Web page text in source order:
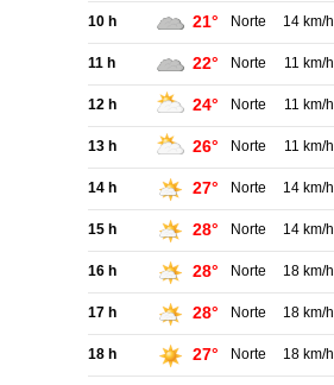
10 h 21° Norte 14 km/h
11 h 22° Norte 11 km/h
12 h 24° Norte 11 km/h
13 h 26° Norte 11 km/h
14 h 27° Norte 14 km/h
15 h 28° Norte 14 km/h
16 h 28° Norte 18 km/h
17 h 28° Norte 18 km/h
18 h 27° Norte 18 km/h